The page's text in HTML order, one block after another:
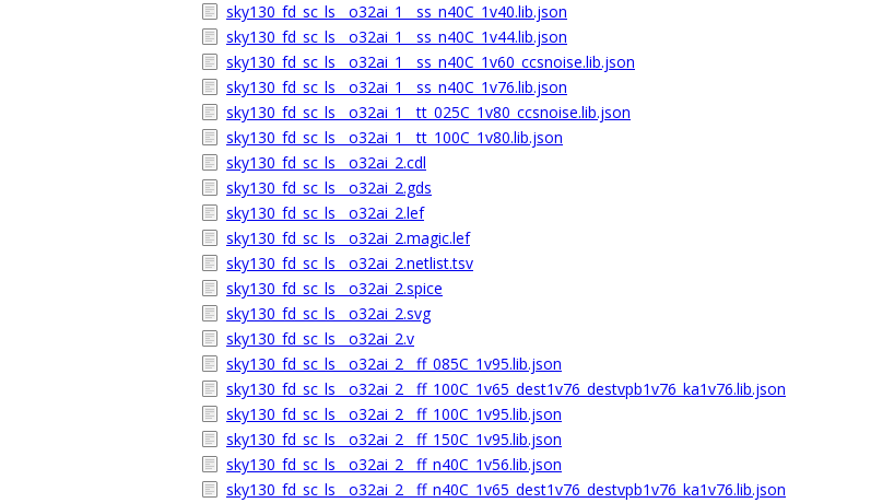
sky130_fd_sc_ls__o32ai_1__ss_n40C_1v40.lib.json
sky130_fd_sc_ls__o32ai_1__ss_n40C_1v44.lib.json
sky130_fd_sc_ls__o32ai_1__ss_n40C_1v60_ccsnoise.lib.json
sky130_fd_sc_ls__o32ai_1__ss_n40C_1v76.lib.json
sky130_fd_sc_ls__o32ai_1__tt_025C_1v80_ccsnoise.lib.json
sky130_fd_sc_ls__o32ai_1__tt_100C_1v80.lib.json
sky130_fd_sc_ls__o32ai_2.cdl
sky130_fd_sc_ls__o32ai_2.gds
sky130_fd_sc_ls__o32ai_2.lef
sky130_fd_sc_ls__o32ai_2.magic.lef
sky130_fd_sc_ls__o32ai_2.netlist.tsv
sky130_fd_sc_ls__o32ai_2.spice
sky130_fd_sc_ls__o32ai_2.svg
sky130_fd_sc_ls__o32ai_2.v
sky130_fd_sc_ls__o32ai_2__ff_085C_1v95.lib.json
sky130_fd_sc_ls__o32ai_2__ff_100C_1v65_dest1v76_destvpb1v76_ka1v76.lib.json
sky130_fd_sc_ls__o32ai_2__ff_100C_1v95.lib.json
sky130_fd_sc_ls__o32ai_2__ff_150C_1v95.lib.json
sky130_fd_sc_ls__o32ai_2__ff_n40C_1v56.lib.json
sky130_fd_sc_ls__o32ai_2__ff_n40C_1v65_dest1v76_destvpb1v76_ka1v76.lib.json